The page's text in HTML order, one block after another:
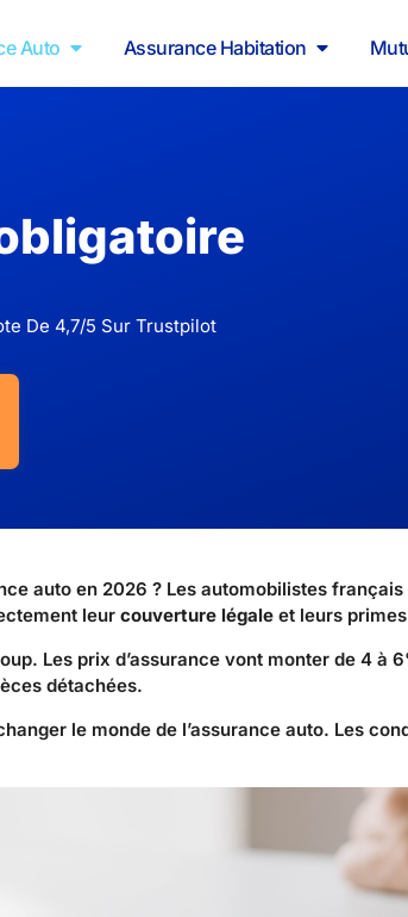
Auto Assurance Habitation
De 4,7/5 Sur Trustpilot
auto en 2026 ? Les automobilistes
leur couverture légale et leurs
Les prix d’assurance vont monter de 4 à
détachées.
le monde de l’assurance auto. Les